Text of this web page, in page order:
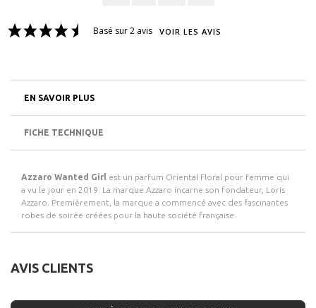
Basé sur 2 avis VOIR LES AVIS
EN SAVOIR PLUS
FICHE TECHNIQUE
Azzaro Wanted Girl est un parfum Oriental Floral pour femme qui
a vu le jour en 2019. La marque Azzaro incarne son fondateur, Loris
Azzaro. Premièrement, la marque a commencé avec des fascinantes
robes de soirée créées pour la haute société française.
AVIS CLIENTS